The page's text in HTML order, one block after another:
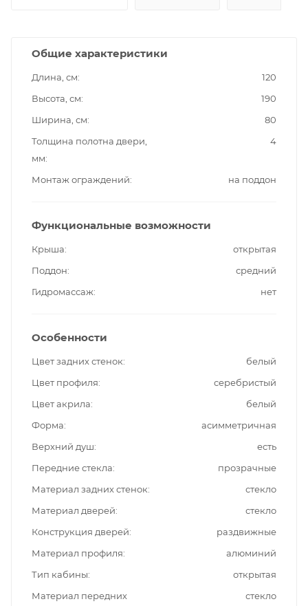
Общие характеристики
Длина, см
120
Высота, см
190
Ширина, см
80
Толщина полотна двери,
мм
4
Монтаж ограждений на поддон
Функциональные возможности
Крыша
открытая
Поддон
средний
Гидромассаж
нет
Особенности
Цвет задних стенок
белый
Цвет профиля
серебристый
Цвет акрила
белый
Форма
асимметричная
Верхний душ
есть
Передние стекла
прозрачные
Материал задних стенок
стекло
Материал дверей
стекло
Конструкция дверей
раздвижные
Материал профиля
алюминий
Тип кабины
открытая
Материал передних
стекло